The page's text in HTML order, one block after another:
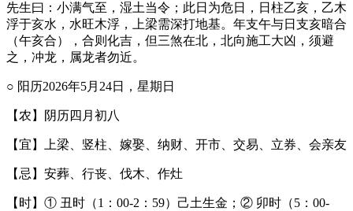
先生曰：小满气至，湿土当令；此日为危日，日柱乙亥，乙木
浮于亥水，水旺木浮，上梁需深打地基。年支午与日支亥暗合
（午亥合），合则化吉，但三煞在北，北向施工大凶，须避
之，冲龙，属龙者勿近。
○ 阳历2026年5月24日，星期日
【农】阴历四月初八
【宜】上梁、竖柱、嫁娶、纳财、开市、交易、立券、会亲友
【忌】安葬、行丧、伐木、作灶
【时】① 丑时（1：00-2：59）己土生金；② 卯时（5：00-